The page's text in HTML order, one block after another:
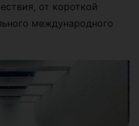
от короткой
международного